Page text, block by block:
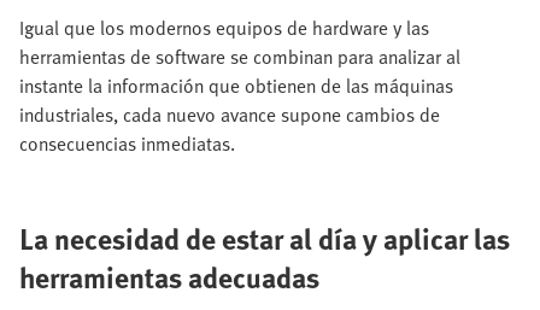
Igual que los modernos equipos de hardware y las
herramientas de software se combinan para analizar al
instante la información que obtienen de las máquinas
industriales, cada nuevo avance supone cambios de
consecuencias inmediatas.
La necesidad de estar al día y aplicar las
herramientas adecuadas